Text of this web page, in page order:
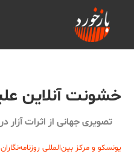
خشونت آنلاین
تصویری جهانی از اثرات آزار
یونسکو و مرکز بین‌المللی روزنامه‌نگاران